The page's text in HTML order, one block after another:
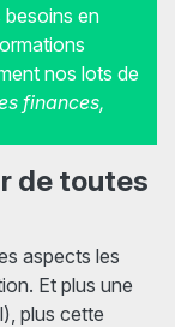
besoins en
nos lots de
finances,
de toutes
aspects les
Et plus une
plus cette